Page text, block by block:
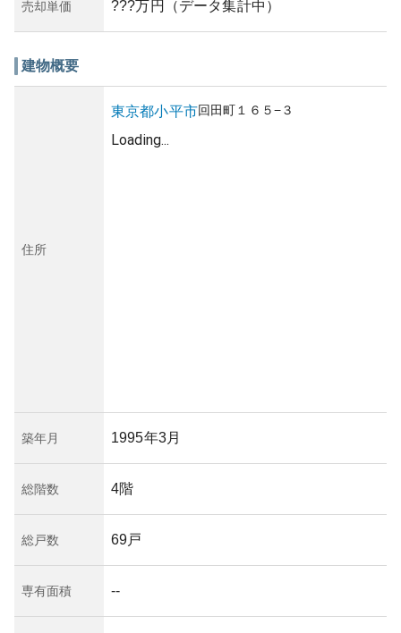
ン寿命を考慮し、適切な管理と定期的なメンテナンスがな
されているか確認することが重要です。総じて、ライオン
ンと言えるでしょう。
売却単価 ???万円（データ集計中）
建物概要
住所
東京都小平市回田町１６５−３
Loading...
築年月 1995年3月
総階数 4階
総戸数 69戸
専有面積 --